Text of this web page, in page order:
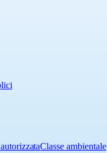
Classe ambientale